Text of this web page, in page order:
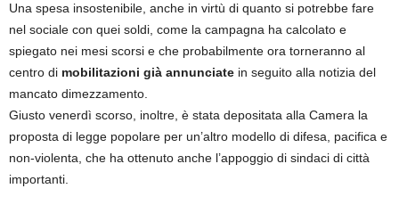
Una spesa insostenibile, anche in virtù di quanto si potrebbe fare
nel sociale con quei soldi, come la campagna ha calcolato e
spiegato nei mesi scorsi e che probabilmente ora torneranno al
centro di mobilitazioni già annunciate in seguito alla notizia del
mancato dimezzamento.
Giusto venerdì scorso, inoltre, è stata depositata alla Camera la
proposta di legge popolare per un’altro modello di difesa, pacifica e
non-violenta, che ha ottenuto anche l’appoggio di sindaci di città
importanti.